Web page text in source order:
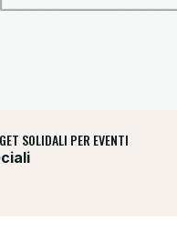
SOLIDALI PER EVENTI